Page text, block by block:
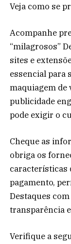
Veja como se
Acompanhe
“milagrosos”
sites e
essencial para
maquiagem de
publicidade
pode exigir o
Cheque as
obriga os
características
pagamento,
Destaques
transparência
Verifique a